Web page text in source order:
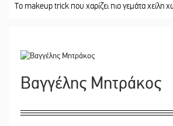
trick που χαρίζει πιο γεμάτα χείλη χωρίς
Βαγγέλης Μητράκος